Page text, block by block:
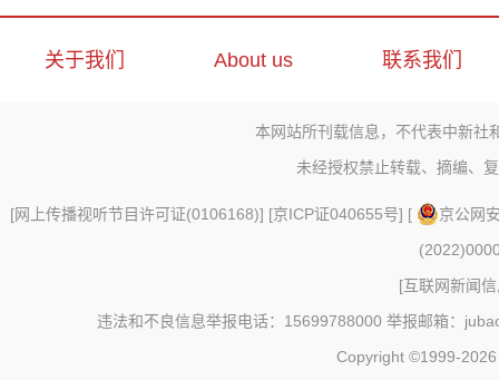
关于我们 About us 联系我们
本网站所刊载信息，不代表中新社
未经授权禁止转载、摘编、
[网上传播视听节目许可证(0106168)] [京ICP证040655号] [
京公网
[互联网新闻
违法和不良信息举报电话：15699788000 举报邮箱：
Copyright ©1999-